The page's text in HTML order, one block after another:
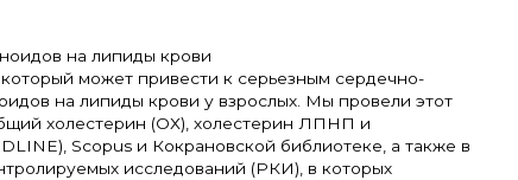
на липиды крови
может привести к серьезным сердечно-
на липиды крови у взрослых. Мы провели этот
холестерин (ОХ), холестерин ЛПНП и
Scopus и Кокрановской библиотеке, а также в
исследований (РКИ), в которых